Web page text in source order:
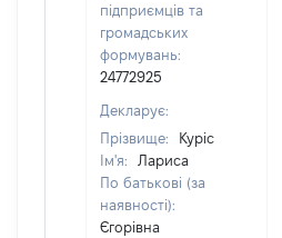
підприємців та
громадських
формувань:
24772925
Декларує:
Прізвище:
Куріс
Ім'я:
Лариса
По батькові (за
наявності):
Єгорівна